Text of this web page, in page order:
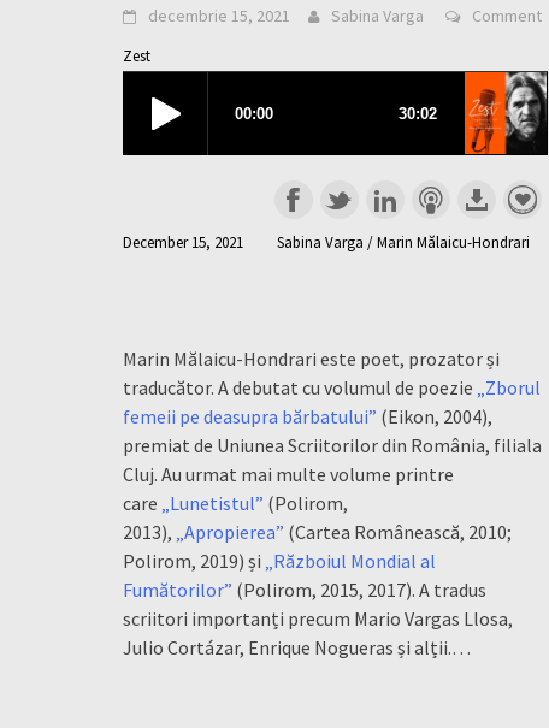
decembrie 15, 2021 Sabina Varga Comment
Zest
December 15, 2021 Sabina Varga / Marin Mălaicu-Hondrari
Marin Mălaicu-Hondrari este poet, prozator și
traducător. A debutat cu volumul de poezie „Zborul
femeii pe deasupra bărbatului” (Eikon, 2004),
premiat de Uniunea Scriitorilor din România, filiala
Cluj. Au urmat mai multe volume printre
care „Lunetistul” (Polirom,
2013), „Apropierea” (Cartea Românească, 2010;
Polirom, 2019) și „Războiul Mondial al
Fumătorilor” (Polirom, 2015, 2017). A tradus
scriitori importanți precum Mario Vargas Llosa,
Julio Cortázar, Enrique Nogueras și alții.…